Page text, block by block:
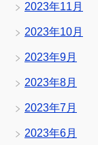
2023年11月
2023年10月
2023年9月
2023年8月
2023年7月
2023年6月